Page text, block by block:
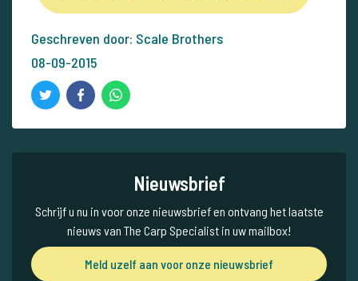
Geschreven door: Scale Brothers
08-09-2015
Nieuwsbrief
Schrijf u nu in voor onze nieuwsbrief en ontvang het laatste
nieuws van The Carp Specialist in uw mailbox!
Meld uzelf aan voor onze nieuwsbrief